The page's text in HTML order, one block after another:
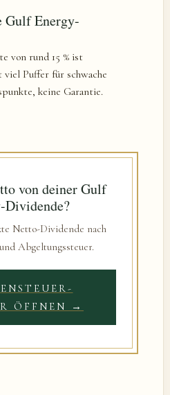
Gulf Energy-
von rund 15 % ist
Puffer für schwache
keine Garantie.
von deiner Gulf
Dividende?
Netto-Dividende nach
Abgeltungssteuer.
ÖFFNEN →